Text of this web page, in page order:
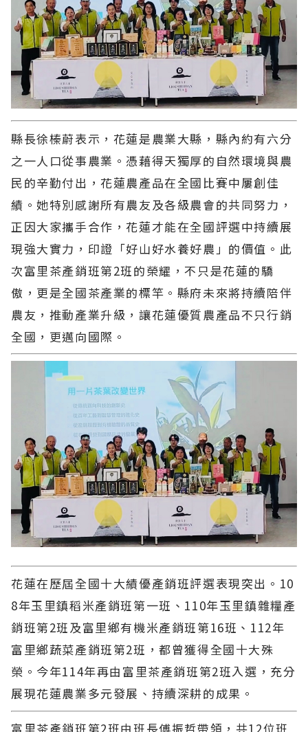
縣長徐榛蔚表示，花蓮是農業大縣，縣內約有六分
之一人口從事農業。憑藉得天獨厚的自然環境與農
民的辛勤付出，花蓮農產品在全國比賽中屢創佳
績。她特別感謝所有農友及各級農會的共同努力，
正因大家攜手合作，花蓮才能在全國評選中持續展
現強大實力，印證「好山好水養好農」的價值。此
次富里茶產銷班第2班的榮耀，不只是花蓮的驕
傲，更是全國茶產業的標竿。縣府未來將持續陪伴
農友，推動產業升級，讓花蓮優質農產品不只行銷
全國，更邁向國際。
花蓮在歷屆全國十大績優產銷班評選表現突出。10
8年玉里鎮稻米產銷班第一班、110年玉里鎮雜糧產
銷班第2班及富里鄉有機米產銷班第16班、112年
富里鄉蔬菜產銷班第2班，都曾獲得全國十大殊
榮。今年114年再由富里茶產銷班第2班入選，充分
展現花蓮農業多元發展、持續深耕的成果。
富里茶產銷班第2班由班長傅振哲帶領，共12位班